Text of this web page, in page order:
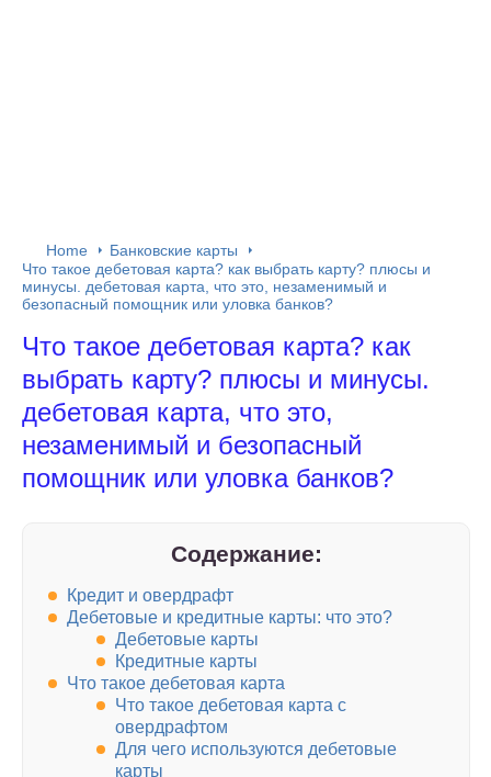
Home
Банковские карты
Что такое дебетовая карта? как выбрать карту? плюсы и
минусы. дебетовая карта, что это, незаменимый и
безопасный помощник или уловка банков?
Что такое дебетовая карта? как
выбрать карту? плюсы и минусы.
дебетовая карта, что это,
незаменимый и безопасный
помощник или уловка банков?
Содержание:
Кредит и овердрафт
Дебетовые и кредитные карты: что это?
Дебетовые карты
Кредитные карты
Что такое дебетовая карта
Что такое дебетовая карта с
овердрафтом
Для чего используются дебетовые
карты